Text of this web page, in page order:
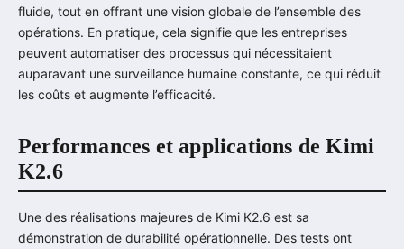
fluide, tout en offrant une vision globale de l’ensemble des
opérations. En pratique, cela signifie que les entreprises
peuvent automatiser des processus qui nécessitaient
auparavant une surveillance humaine constante, ce qui réduit
les coûts et augmente l’efficacité.
Performances et applications de Kimi
K2.6
Une des réalisations majeures de Kimi K2.6 est sa
démonstration de durabilité opérationnelle. Des tests ont